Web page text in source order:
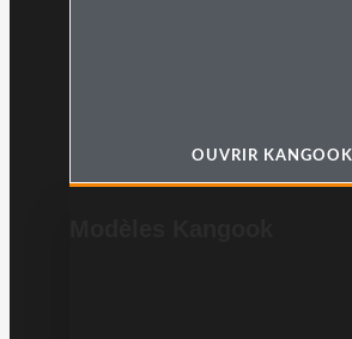
OUVRIR KANGOOK